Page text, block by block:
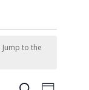
to the
Event